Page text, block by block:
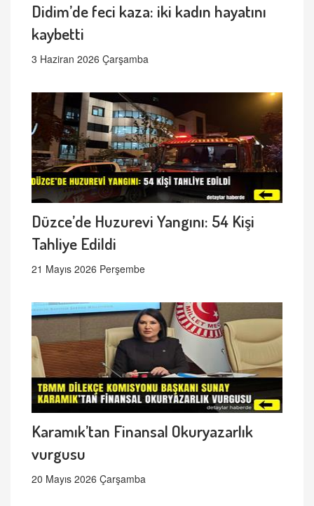
Didim’de feci kaza: iki kadın hayatını
kaybetti
3 Haziran 2026 Çarşamba
Düzce’de Huzurevi Yangını: 54 Kişi
Tahliye Edildi
21 Mayıs 2026 Perşembe
Karamık’tan Finansal Okuryazarlık
vurgusu
20 Mayıs 2026 Çarşamba